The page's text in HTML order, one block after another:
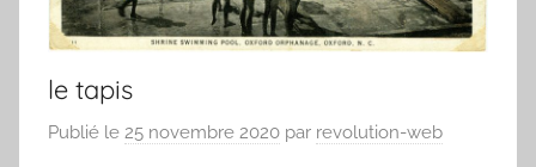
le tapis
Publié le 25 novembre 2020 par revolution-web